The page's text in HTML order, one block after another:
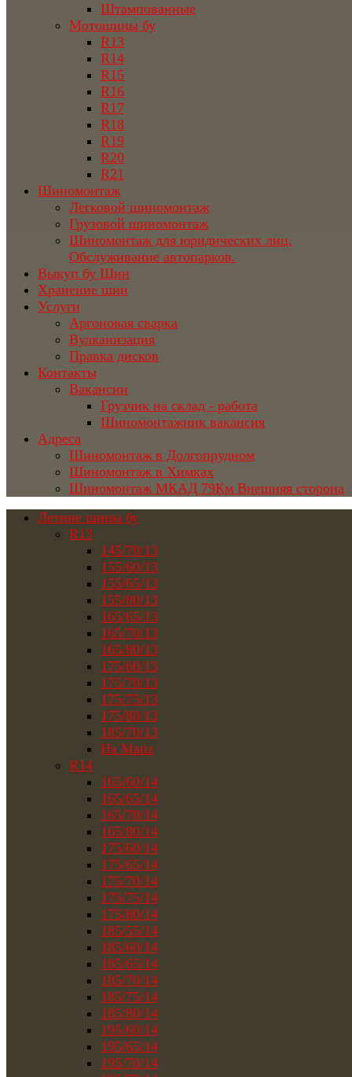
Штампованные
Мотошины бу
R13
R14
R15
R16
R17
R18
R19
R20
R21
Шиномонтаж
Легковой шиномонтаж
Грузовой шиномонтаж
Шиномонтаж для юридических лиц.
Обслуживание автопарков.
Выкуп бу Шин
Хранение шин
Услуги
Аргоновая сварка
Вулканизация
Правка дисков
Контакты
Вакансии
Грузчик на склад - работа
Шиномонтажник вакансия
Адреса
Шиномонтаж в Долгопрудном
Шиномонтаж в Химках
Шиномонтаж МКАД 79Км Внешняя сторона
Летние шины бу
R13
145/70/13
155/60/13
155/65/13
155/80/13
165/65/13
165/70/13
165/80/13
175/60/13
175/70/13
175/75/13
175/80/13
185/70/13
На Matiz
R14
165/60/14
165/65/14
165/70/14
165/80/14
175/60/14
175/65/14
175/70/14
175/75/14
175/80/14
185/55/14
185/60/14
185/65/14
185/70/14
185/75/14
185/80/14
195/60/14
195/65/14
195/70/14